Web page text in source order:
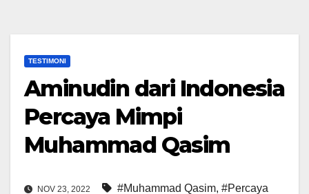
TESTIMONI
Aminudin dari Indonesia
Percaya Mimpi
Muhammad Qasim
NOV 23, 2022 #Muhammad Qasim, #Percaya